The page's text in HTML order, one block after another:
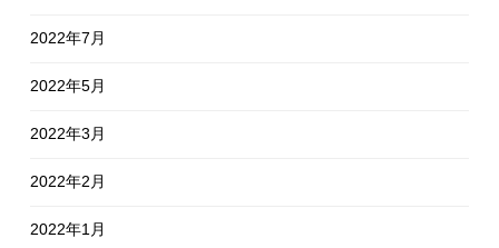
2022年7月
2022年5月
2022年3月
2022年2月
2022年1月